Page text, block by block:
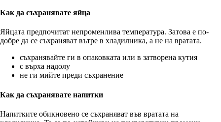
Как да съхранявате яйца
Яйцата предпочитат непроменлива температура. Затова е по-
добре да се съхраняват вътре в хладилника, а не на вратата.
съхранявайте ги в опаковката или в затворена кутия
с върха надолу
не ги мийте преди съхранение
Как да съхранявате напитки
Напитките обикновено се съхраняват във вратата на